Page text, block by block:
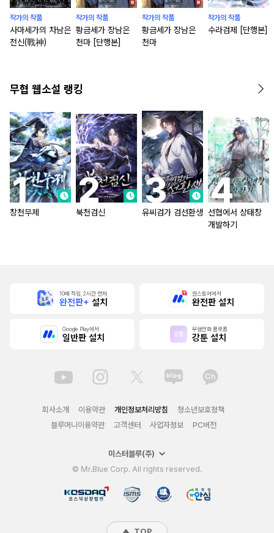
작가의 작품
사마세가의 차남은
전신(戰神)
작가의 작품
황금세가 장남은
천마 [단행본]
작가의 작품
황금세가 장남은
천마
작가의 작품
수라검제 [단행본]
무협 웹소설 랭킹
창천무제 북천검신 유씨검가 검선환생 선협에서 상태창
개발하기
10배 적립, 2시간 먼저
완전판+ 설치
원스토어에서
완전판 설치
Google Play에서
일반판 설치
무협만화 플랫폼
강툰 설치
회사소개 이용약관 개인정보처리방침
청소년보호정책
블루머니이용약관
고객센터 사업자정보 PC버전
미스터블루(주)
© Mr.Blue Corp. All rights reserved.
TOP